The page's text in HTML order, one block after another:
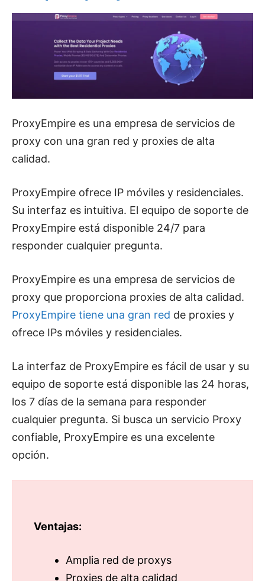
ProxyEmpire es una empresa de servicios de
proxy con una gran red y proxies de alta
calidad.
ProxyEmpire ofrece IP móviles y residenciales.
Su interfaz es intuitiva. El equipo de soporte de
ProxyEmpire está disponible 24/7 para
responder cualquier pregunta.
ProxyEmpire es una empresa de servicios de
proxy que proporciona proxies de alta calidad.
ProxyEmpire tiene una gran red de proxies y
ofrece IPs móviles y residenciales.
La interfaz de ProxyEmpire es fácil de usar y su
equipo de soporte está disponible las 24 horas,
los 7 días de la semana para responder
cualquier pregunta. Si busca un servicio Proxy
confiable, ProxyEmpire es una excelente
opción.
Ventajas:
Amplia red de proxys
Proxies de alta calidad